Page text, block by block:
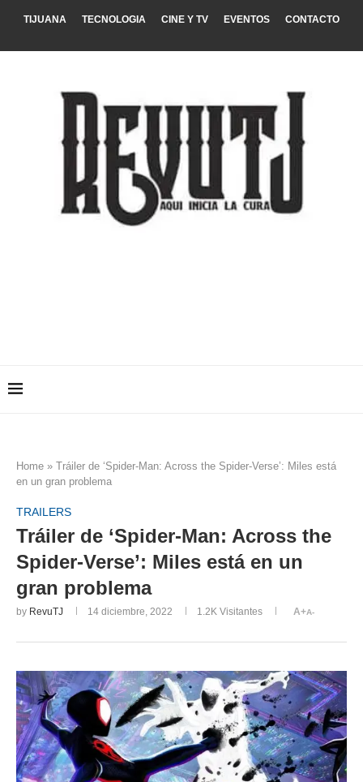
TIJUANA TECNOLOGIA CINE Y TV EVENTOS CONTACTO
Home » Tráiler de ‘Spider-Man: Across the Spider-Verse’: Miles está
en un gran problema
TRAILERS
Tráiler de ‘Spider-Man: Across the
Spider-Verse’: Miles está en un
gran problema
by RevuTJ 14 diciembre, 2022 1.2K Visitantes A+A-